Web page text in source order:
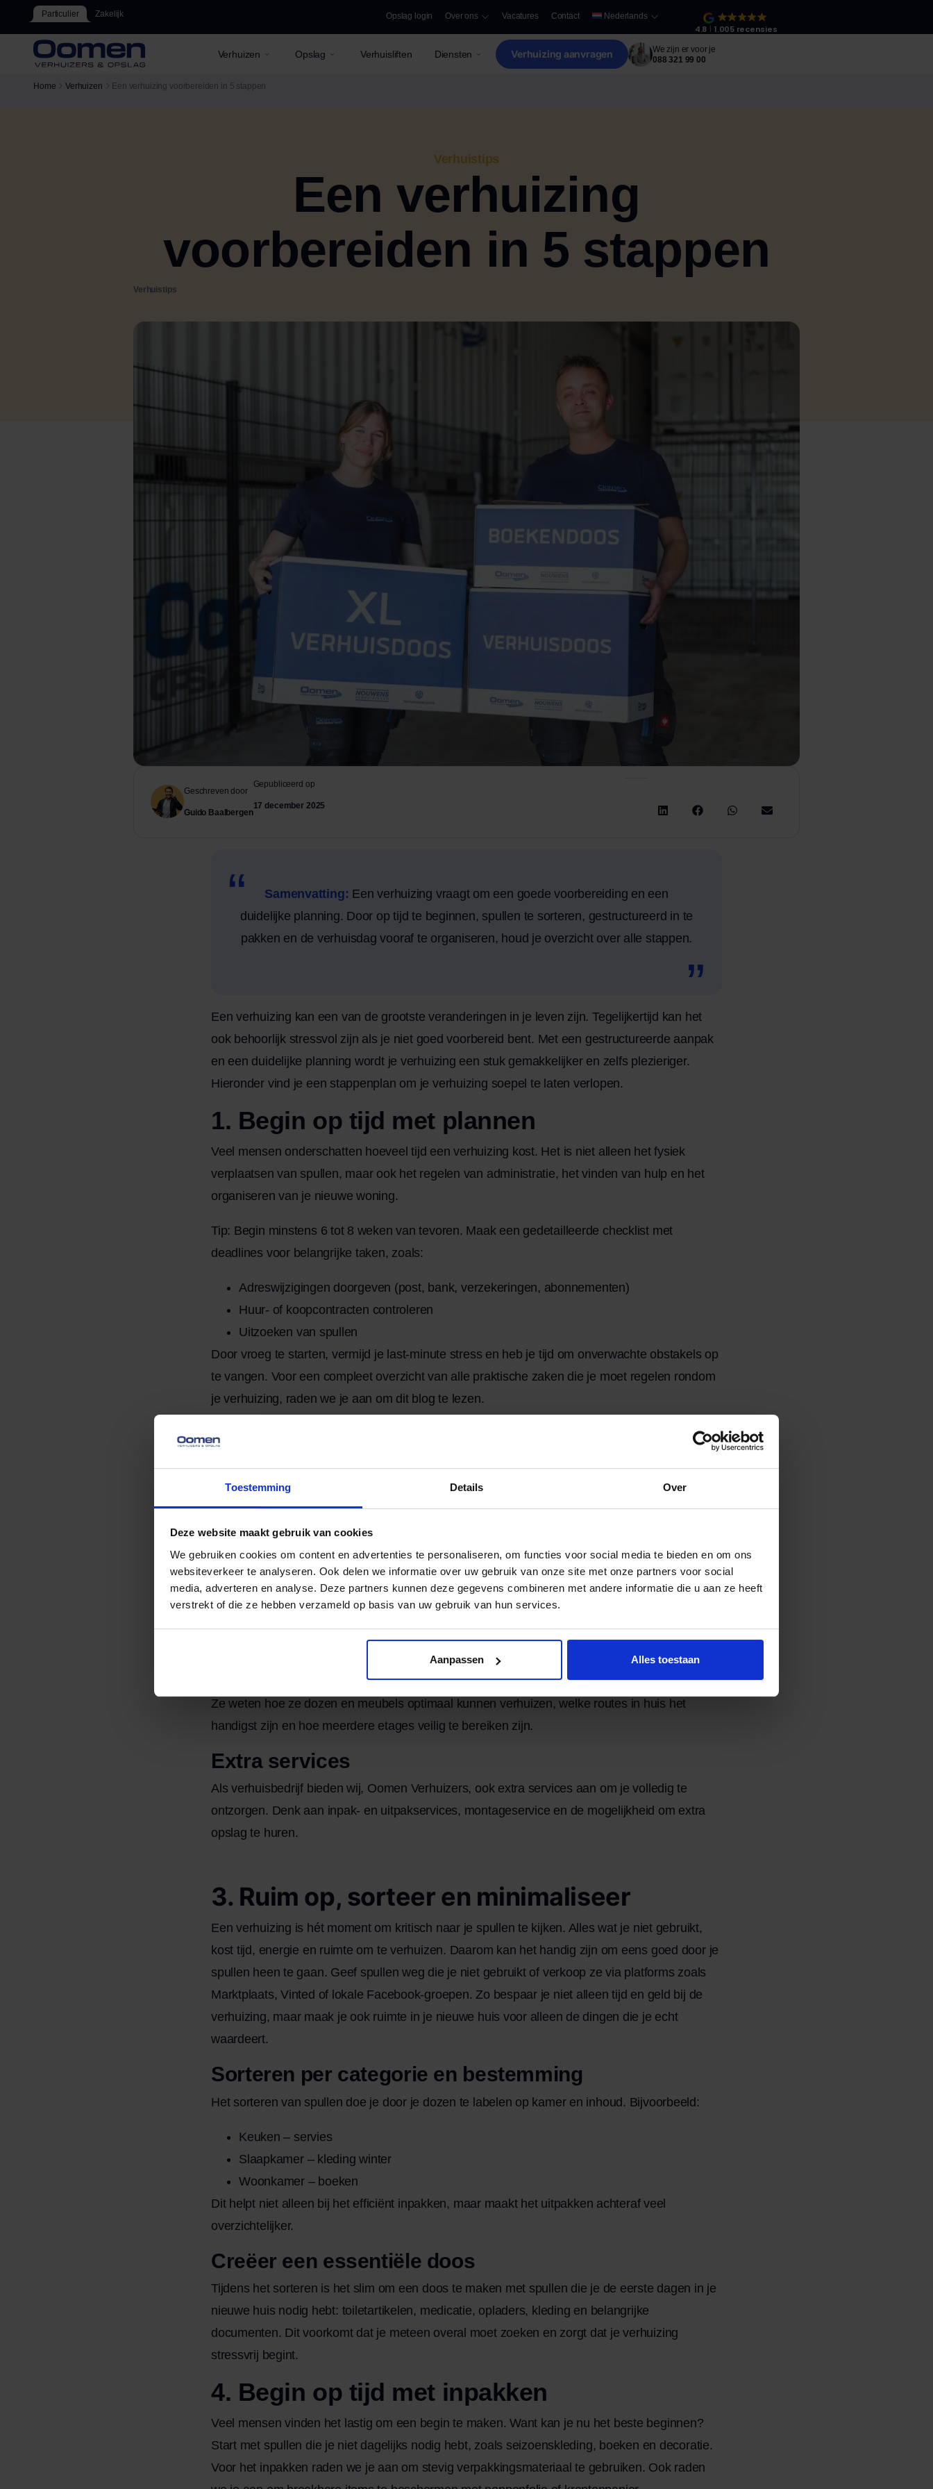
Toestemming Details Over
Deze website maakt gebruik van cookies
We gebruiken cookies om content en advertenties te personaliseren, om functies voor social media te bieden en om ons
websiteverkeer te analyseren. Ook delen we informatie over uw gebruik van onze site met onze partners voor social
media, adverteren en analyse. Deze partners kunnen deze gegevens combineren met andere informatie die u aan ze heeft
verstrekt of die ze hebben verzameld op basis van uw gebruik van hun services.
Aanpassen Alles toestaan
Particulier Zakelijk Opslag login Over ons Vacatures Contact Nederlands
4.8 1.005 recensies
Verhuizen Opslag Verhuisliften Diensten Verhuizing aanvragen
We zijn er voor je
088 321 99 00
Home Verhuizen Een verhuizing voorbereiden in 5 stappen
Verhuistips
Een verhuizing
voorbereiden in 5 stappen
Verhuistips
Geschreven door
Guido Baalbergen
Gepubliceerd op
17 december 2025
Samenvatting: Een verhuizing vraagt om een goede voorbereiding en een
duidelijke planning. Door op tijd te beginnen, spullen te sorteren, gestructureerd in te
pakken en de verhuisdag vooraf te organiseren, houd je overzicht over alle stappen.
Een verhuizing kan een van de grootste veranderingen in je leven zijn. Tegelijkertijd kan het
ook behoorlijk stressvol zijn als je niet goed voorbereid bent. Met een gestructureerde aanpak
en een duidelijke planning wordt je verhuizing een stuk gemakkelijker en zelfs plezieriger.
Hieronder vind je een stappenplan om je verhuizing soepel te laten verlopen.
1. Begin op tijd met plannen
Veel mensen onderschatten hoeveel tijd een verhuizing kost. Het is niet alleen het fysiek
verplaatsen van spullen, maar ook het regelen van administratie, het vinden van hulp en het
organiseren van je nieuwe woning.
Tip: Begin minstens 6 tot 8 weken van tevoren. Maak een gedetailleerde checklist met
deadlines voor belangrijke taken, zoals:
Adreswijzigingen doorgeven (post, bank, verzekeringen, abonnementen)
Huur- of koopcontracten controleren
Uitzoeken van spullen
Door vroeg te starten, vermijd je last-minute stress en heb je tijd om onverwachte obstakels op
te vangen. Voor een compleet overzicht van alle praktische zaken die je moet regelen rondom
je verhuizing, raden we je aan om dit blog te lezen.
2. Schakel een verhuisbedrijf in
Een professionele verhuizer kan een enorme stressfactor wegnemen, vooral als je zware
meubels of fragiele spullen hebt. Dit is waarom een verhuisbedrijf inschakelen een goede
keuze is:
Veiligheid en ervaring
De kans is klein dat verhuizen iets is wat je regelmatig doet. De verhuizers van Oomen wel. Zij
zijn getraind en beschikken over de juiste hulpmiddelen om zware meubels, zoals piano’s of
Door ervaring kunnen professionals de verhuisdag sneller en gestructureerder laten verlopen.
Ze weten hoe ze dozen en meubels optimaal kunnen verhuizen, welke routes in huis het
handigst zijn en hoe meerdere etages veilig te bereiken zijn.
Extra services
Als verhuisbedrijf bieden wij, Oomen Verhuizers, ook extra services aan om je volledig te
ontzorgen. Denk aan inpak- en uitpakservices, montageservice en de mogelijkheid om extra
opslag te huren.
3. Ruim op, sorteer en minimaliseer
Een verhuizing is hét moment om kritisch naar je spullen te kijken. Alles wat je niet gebruikt,
kost tijd, energie en ruimte om te verhuizen. Daarom kan het handig zijn om eens goed door je
spullen heen te gaan. Geef spullen weg die je niet gebruikt of verkoop ze via platforms zoals
Marktplaats, Vinted of lokale Facebook-groepen. Zo bespaar je niet alleen tijd en geld bij de
verhuizing, maar maak je ook ruimte in je nieuwe huis voor alleen de dingen die je echt
waardeert.
Sorteren per categorie en bestemming
Het sorteren van spullen doe je door je dozen te labelen op kamer en inhoud. Bijvoorbeeld:
Keuken – servies
Slaapkamer – kleding winter
Woonkamer – boeken
Dit helpt niet alleen bij het efficiënt inpakken, maar maakt het uitpakken achteraf veel
overzichtelijker.
Creëer een essentiële doos
Tijdens het sorteren is het slim om een doos te maken met spullen die je de eerste dagen in je
nieuwe huis nodig hebt: toiletartikelen, medicatie, opladers, kleding en belangrijke
documenten. Dit voorkomt dat je meteen overal moet zoeken en zorgt dat je verhuizing
stressvrij begint.
4. Begin op tijd met inpakken
Veel mensen vinden het lastig om een begin te maken. Want kan je nu het beste beginnen?
Start met spullen die je niet dagelijks nodig hebt, zoals seizoenskleding, boeken en decoratie.
Voor het inpakken raden we je aan om stevig verpakkingsmateriaal te gebruiken. Ook raden